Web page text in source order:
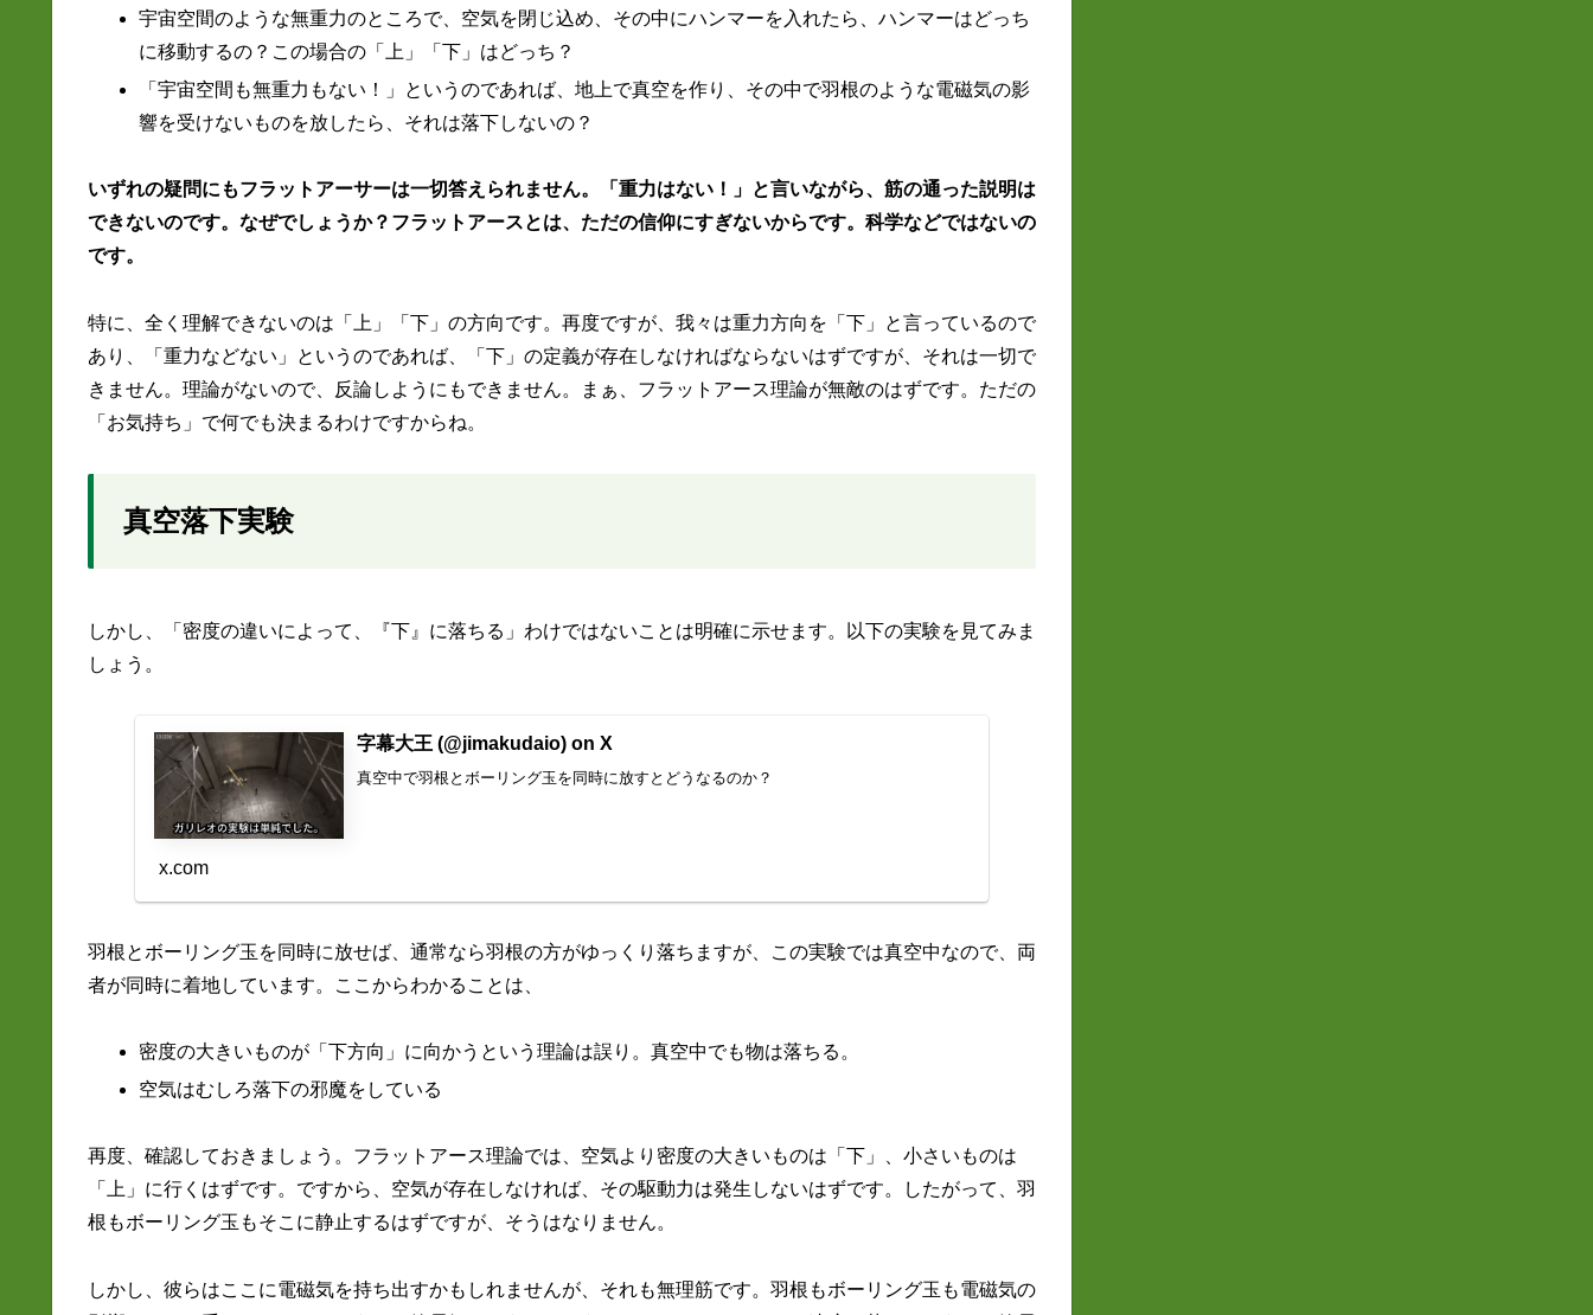
宇宙空間のような無重力のところで、空気を閉じ込め、その中にハンマーを入れたら、ハンマーはどっち
に移動するの？この場合の「上」「下」はどっち？
「宇宙空間も無重力もない！」というのであれば、地上で真空を作り、その中で羽根のような電磁気の影
響を受けないものを放したら、それは落下しないの？
いずれの疑問にもフラットアーサーは一切答えられません。「重力はない！」と言いながら、筋の通った説明は
できないのです。なぜでしょうか？フラットアースとは、ただの信仰にすぎないからです。科学などではないの
です。
特に、全く理解できないのは「上」「下」の方向です。再度ですが、我々は重力方向を「下」と言っているので
あり、「重力などない」というのであれば、「下」の定義が存在しなければならないはずですが、それは一切で
きません。理論がないので、反論しようにもできません。まぁ、フラットアース理論が無敵のはずです。ただの
「お気持ち」で何でも決まるわけですからね。
真空落下実験
しかし、「密度の違いによって、『下』に落ちる」わけではないことは明確に示せます。以下の実験を見てみま
しょう。
字幕大王 (@jimakudaio) on X
真空中で羽根とボーリング玉を同時に放すとどうなるのか？
x.com
羽根とボーリング玉を同時に放せば、通常なら羽根の方がゆっくり落ちますが、この実験では真空中なので、両
者が同時に着地しています。ここからわかることは、
密度の大きいものが「下方向」に向かうという理論は誤り。真空中でも物は落ちる。
空気はむしろ落下の邪魔をしている
再度、確認しておきましょう。フラットアース理論では、空気より密度の大きいものは「下」、小さいものは
「上」に行くはずです。ですから、空気が存在しなければ、その駆動力は発生しないはずです。したがって、羽
根もボーリング玉もそこに静止するはずですが、そうはなりません。
しかし、彼らはここに電磁気を持ち出すかもしれませんが、それも無理筋です。羽根もボーリング玉も電磁気の